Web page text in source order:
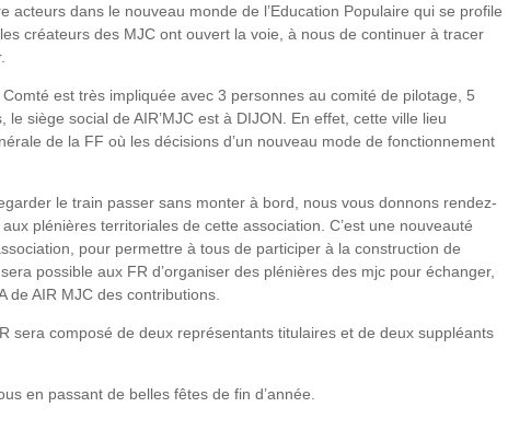
acteurs dans le nouveau monde de l’Education Populaire qui se profile
créateurs des MJC ont ouvert la voie, à nous de continuer à tracer
est très impliquée avec 3 personnes au comité de pilotage, 5
siège social de AIR’MJC est à DIJON. En effet, cette ville lieu
de la FF où les décisions d’un nouveau mode de fonctionnement
le train passer sans monter à bord, nous vous donnons rendez-
plénières territoriales de cette association. C’est une nouveauté
pour permettre à tous de participer à la construction de
possible aux FR d’organiser des plénières des mjc pour échanger,
de AIR MJC des contributions.
sera composé de deux représentants titulaires et de deux suppléants
en passant de belles fêtes de fin d’année.